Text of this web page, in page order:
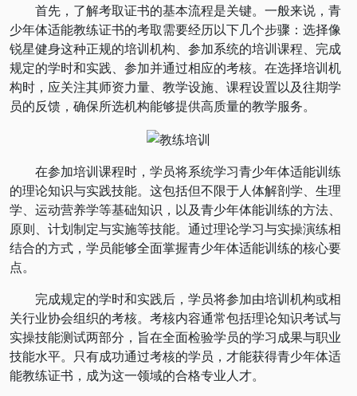
首先，了解考取证书的基本流程是关键。一般来说，青
少年体适能教练证书的考取需要经历以下几个步骤：选择像
锐星健身这种正规的培训机构、参加系统的培训课程、完成
规定的学时和实践、参加并通过相应的考核。在选择培训机
构时，应关注其师资力量、教学设施、课程设置以及往期学
员的反馈，确保所选机构能够提供高质量的教学服务。
在参加培训课程时，学员将系统学习青少年体适能训练
的理论知识与实践技能。这包括但不限于人体解剖学、生理
学、运动营养学等基础知识，以及青少年体能训练的方法、
原则、计划制定与实施等技能。通过理论学习与实操演练相
结合的方式，学员能够全面掌握青少年体适能训练的核心要
点。
完成规定的学时和实践后，学员将参加由培训机构或相
关行业协会组织的考核。考核内容通常包括理论知识考试与
实操技能测试两部分，旨在全面检验学员的学习成果与职业
技能水平。只有成功通过考核的学员，才能获得青少年体适
能教练证书，成为这一领域的合格专业人才。